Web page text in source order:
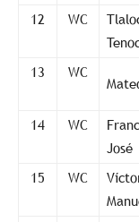
12 WC
13 WC
14 WC
José
15 WC